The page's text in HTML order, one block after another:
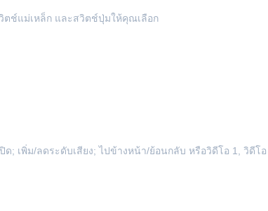
ตช์แม่เหล็ก และสวิตช์ปุ่มให้คุณเลือก
; เพิ่ม/ลดระดับเสียง; ไปข้างหน้า/ย้อนกลับ หรือวิดีโอ 1, วิดีโ